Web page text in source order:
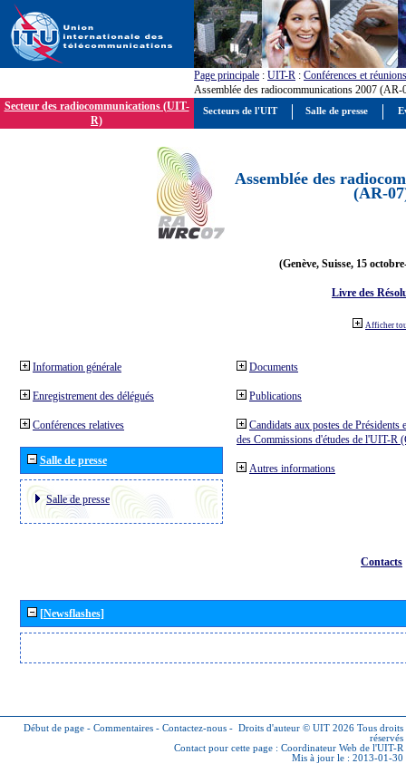
Page principale : UIT-R : Conférences et réunions
Assemblée des radiocommunications 2007 (AR-
Secteur des radiocommunications (UIT-
R)
Assemblée des
(AR-
(Genève, Suisse, 15
Livre des
Afficher
Information générale
Enregistrement des délégués
Conférences relatives
Salle de presse
Salle de presse
Documents
Publications
Candidats aux postes de Présidents
des Commissions d'études de l'UIT-R
Autres informations
Contacts
[Newsflashes]
Début de page - Commentaires - Contactez-nous - Droits d'auteur © UIT 2026 Tous droits
réservés
Contact pour cette page : Coordinateur Web de l'UIT-R
Mis à jour le : 2013-01-30
Secteurs de l'UIT Salle de presse